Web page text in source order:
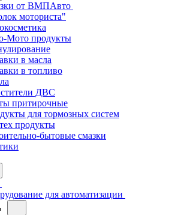
от ВМПАвто
моториста"
Мото продукты
в масла
в топливо
ДВС
притирочные
для тормозных систем
продукты
бытовые смазки
для автоматизации